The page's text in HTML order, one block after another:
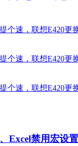
Excel禁用宏设